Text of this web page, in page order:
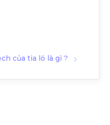
của tia ló là gì ?